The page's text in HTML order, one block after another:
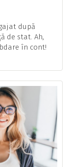
după
de stat. Ah,
în cont!